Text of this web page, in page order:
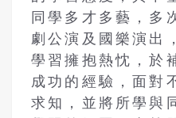
同學多才多藝，多
劇公演及國樂演出
學習擁抱熱忱，於
成功的經驗，面對
求知，並將所學與